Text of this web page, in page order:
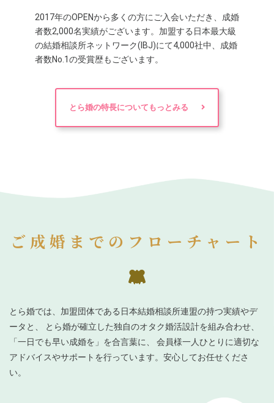
2017年のOPENから多くの方にご入会いただき、成婚
者数2,000名実績がございます。加盟する日本最大級
の結婚相談所ネットワーク(IBJ)にて4,000社中、成婚
者数No.1の受賞歴もございます。
とら婚の特長についてもっとみる
ご成婚までのフローチャート
とら婚では、加盟団体である日本結婚相談所連盟の持つ実績やデ
ータと、 とら婚が確立した独自のオタク婚活設計を組み合わせ、
「一日でも早い成婚を」を合言葉に、 会員様一人ひとりに適切な
アドバイスやサポートを行っています。安心してお任せくださ
い。